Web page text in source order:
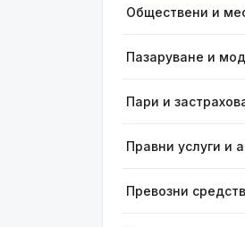
Обществени и
Пазаруване и
Пари и
Правни услуги и
Превозни